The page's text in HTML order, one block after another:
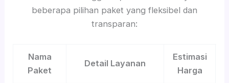
beberapa pilihan paket yang fleksibel dan
transparan:
Nama
Paket
Detail Layanan
Estimasi
Harga